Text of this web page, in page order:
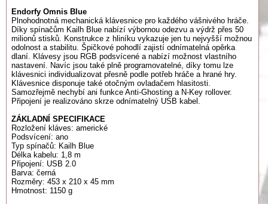
Endorfy Omnis Blue
Plnohodnotná mechanická klávesnice pro každého vášnivého hráče.
Díky spínačům Kailh Blue nabízí výbornou odezvu a výdrž přes 50
milionů stisků. Konstrukce z hliníku vykazuje jen tu nejvyšší možnou
odolnost a stabilitu. Špičkové pohodlí zajistí odnímatelná opěrka
dlaní. Klávesy jsou RGB podsvícené a nabízí možnost vlastního
nastavení. Navíc jsou také plně programovatelné, díky tomu lze
klávesnici individualizovat přesně podle potřeb hráče a hrané hry.
Klávesnice disponuje také otočným ovladačem hlasitosti.
Samozřejmě nechybí ani funkce Anti-Ghosting a N-Key rollover.
Připojení je realizováno skrze odnímatelný USB kabel.
ZÁKLADNÍ SPECIFIKACE
Rozložení kláves: americké
Podsvícení: ano
Typ spínačů: Kailh Blue
Délka kabelu: 1,8 m
Připojení: USB 2.0
Barva: černá
Rozměry: 453 x 210 x 45 mm
Hmotnost: 1150 g